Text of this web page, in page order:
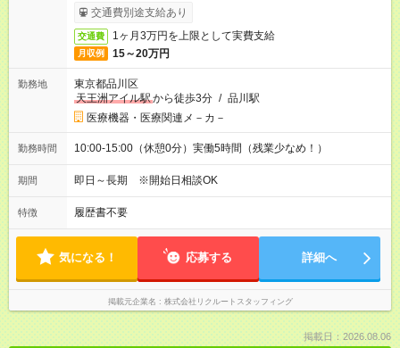
ービス利用可（利用条件有）
交通費別途支給あり
交通費 1ヶ月3万円を上限として実費支給
月収例 15～20万円
勤務地
東京都品川区
天王洲アイル駅から徒歩3分 / 品川駅
医療機器・医療関連メ－カ－
勤務時間 10:00-15:00（休憩0分）実働5時間（残業少なめ！）
期間 即日～長期 ※開始日相談OK
特徴 履歴書不要
気になる！ 応募する 詳細へ
掲載元企業名 株式会社リクルートスタッフィング
掲載日：2026.08.06